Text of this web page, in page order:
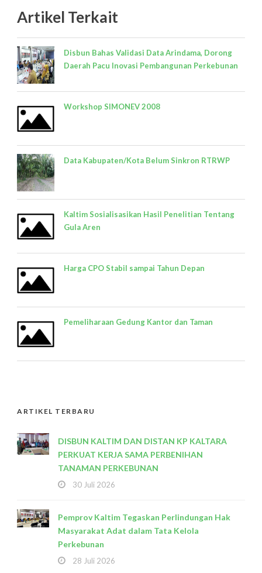
Artikel Terkait
Disbun Bahas Validasi Data Arindama, Dorong
Daerah Pacu Inovasi Pembangunan Perkebunan
Workshop SIMONEV 2008
Data Kabupaten/Kota Belum Sinkron RTRWP
Kaltim Sosialisasikan Hasil Penelitian Tentang
Gula Aren
Harga CPO Stabil sampai Tahun Depan
Pemeliharaan Gedung Kantor dan Taman
ARTIKEL TERBARU
DISBUN KALTIM DAN DISTAN KP KALTARA
PERKUAT KERJA SAMA PERBENIHAN
TANAMAN PERKEBUNAN
30 Juli 2026
Pemprov Kaltim Tegaskan Perlindungan Hak
Masyarakat Adat dalam Tata Kelola
Perkebunan
28 Juli 2026